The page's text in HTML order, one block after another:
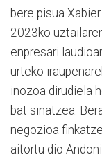
bere pisua
2023ko
enpresari
urteko
inozoa dirudiela
bat sinatzea.
negozioa
aitortu dio